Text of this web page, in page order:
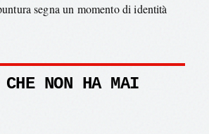
segna un momento di identità
NON HA MAI